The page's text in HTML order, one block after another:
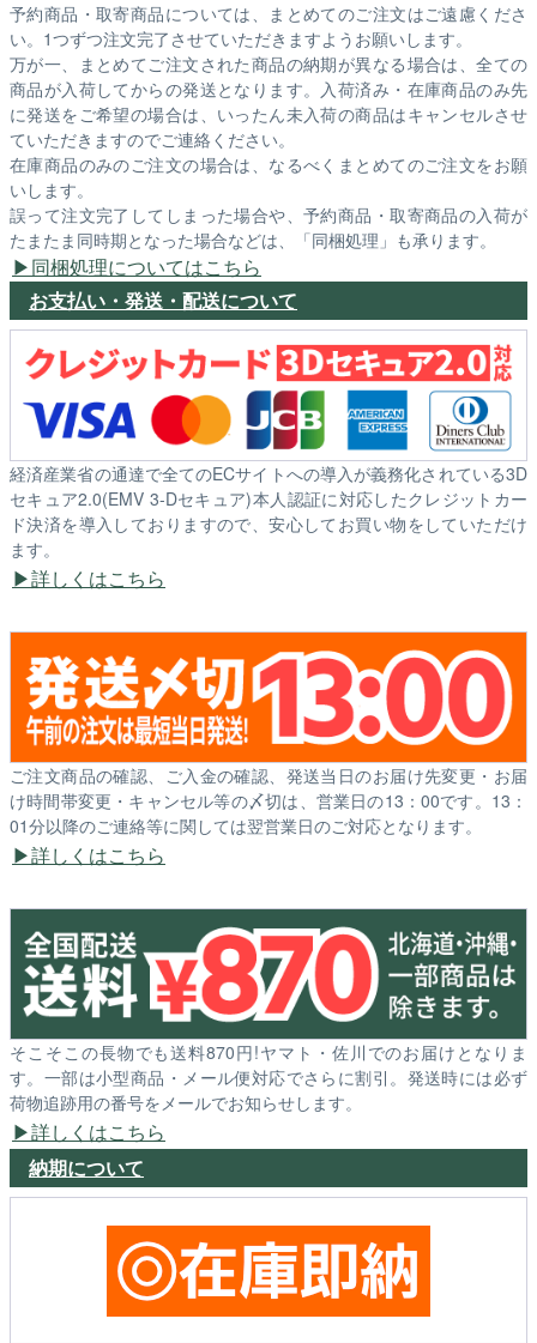
予約商品・取寄商品については、まとめてのご注文はご遠慮くださ
い。1つずつ注文完了させていただきますようお願いします。
万が一、まとめてご注文された商品の納期が異なる場合は、全ての
商品が入荷してからの発送となります。入荷済み・在庫商品のみ先
に発送をご希望の場合は、いったん未入荷の商品はキャンセルさせ
ていただきますのでご連絡ください。
在庫商品のみのご注文の場合は、なるべくまとめてのご注文をお願
いします。
誤って注文完了してしまった場合や、予約商品・取寄商品の入荷が
たまたま同時期となった場合などは、「同梱処理」も承ります。
同梱処理についてはこちら
お支払い・発送・配送について
経済産業省の通達で全てのECサイトへの導入が義務化されている3D
セキュア2.0(EMV 3-Dセキュア)本人認証に対応したクレジットカー
ド決済を導入しておりますので、安心してお買い物をしていただけ
ます。
詳しくはこちら
ご注文商品の確認、ご入金の確認、発送当日のお届け先変更・お届
け時間帯変更・キャンセル等の〆切は、営業日の13：00です。13：
01分以降のご連絡等に関しては翌営業日のご対応となります。
詳しくはこちら
そこそこの長物でも送料870円!ヤマト・佐川でのお届けとなりま
す。一部は小型商品・メール便対応でさらに割引。発送時には必ず
荷物追跡用の番号をメールでお知らせします。
詳しくはこちら
納期について